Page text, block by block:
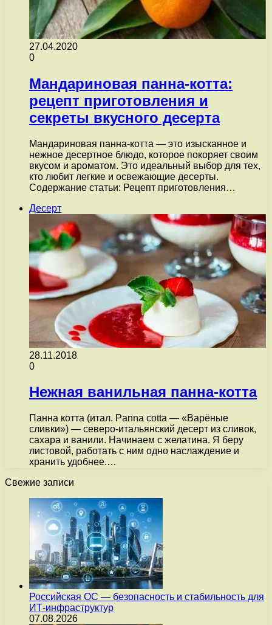
27.04.2020
0
Мандариновая панна-котта:
рецепт приготовления и
секреты вкусного десерта
Мандариновая панна-котта — это изысканное и
нежное десертное блюдо, которое покоряет своим
вкусом и ароматом. Это идеальный выбор для тех,
кто любит легкие и освежающие десерты.
Содержание статьи: Рецепт приготовления…
Десерт
28.11.2018
0
Нежная ванильная панна-котта
Панна котта (итал. Panna cotta — «Варёные
сливки») — северо-итальянский десерт из сливок,
сахара и ванили. Начинаем с желатина. Я беру
листовой, работать с ним одно наслаждение и
хранить удобнее.…
Свежие записи
Российская ОС — безопасность и стабильность для
ИТ-инфраструктур
07.08.2026